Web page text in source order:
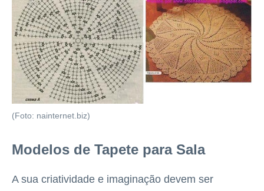
(Foto: nainternet.biz)
Modelos de Tapete para Sala
A sua criatividade e imaginação devem ser